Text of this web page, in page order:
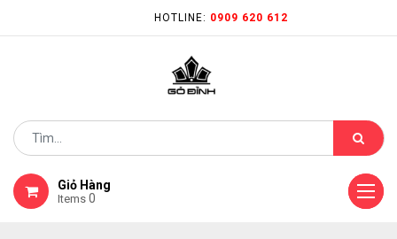
HOTLINE: 0909 620 612
Giỏ Hàng
Items 0